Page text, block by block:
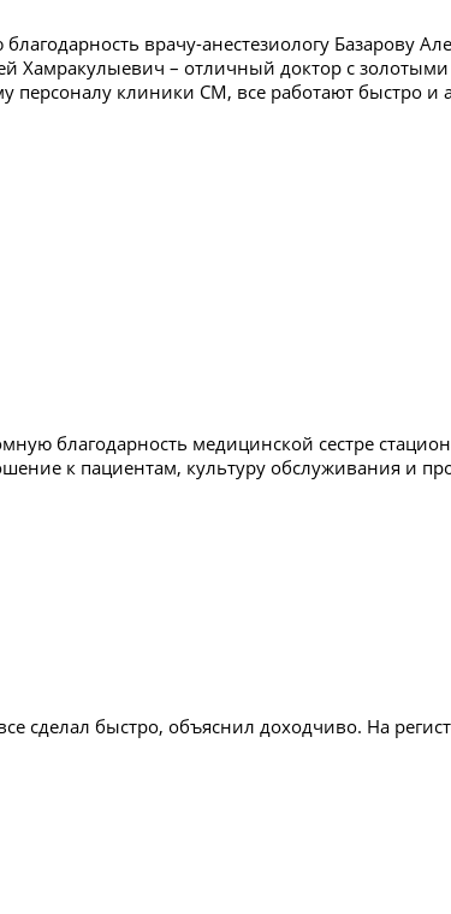
врачу-анестезиологу Базарову
Хамракулыевич – отличный доктор с
персоналу клиники СМ, все работают быстро и
благодарность медицинской сестре
к пациентам, культуру обслуживания и
сделал быстро, объяснил доходчиво. На